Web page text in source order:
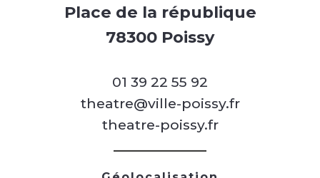
Place de la république
78300 Poissy
01 39 22 55 92
theatre@ville-poissy.fr
theatre-poissy.fr